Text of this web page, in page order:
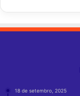
18 de setembro, 2025